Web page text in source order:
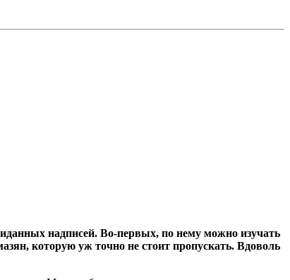
надписей. Во-первых, по нему можно изучать
которую уж точно не стоит пропускать. Вдоволь